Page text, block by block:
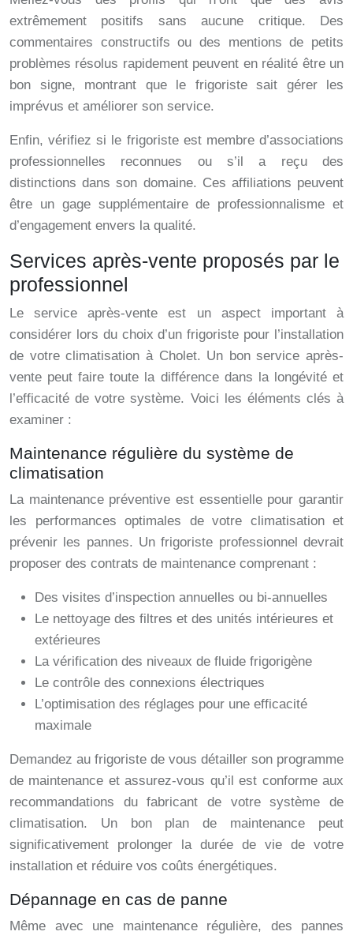
extrêmement positifs sans aucune critique. Des
commentaires constructifs ou des mentions de petits
problèmes résolus rapidement peuvent en réalité être un
bon signe, montrant que le frigoriste sait gérer les
imprévus et améliorer son service.
Enfin, vérifiez si le frigoriste est membre d’associations
professionnelles reconnues ou s’il a reçu des
distinctions dans son domaine. Ces affiliations peuvent
être un gage supplémentaire de professionnalisme et
d’engagement envers la qualité.
Services après-vente proposés par le
professionnel
Le service après-vente est un aspect important à
considérer lors du choix d’un frigoriste pour l’installation
de votre climatisation à Cholet. Un bon service après-
vente peut faire toute la différence dans la longévité et
l’efficacité de votre système. Voici les éléments clés à
examiner :
Maintenance régulière du système de
climatisation
La maintenance préventive est essentielle pour garantir
les performances optimales de votre climatisation et
prévenir les pannes. Un frigoriste professionnel devrait
proposer des contrats de maintenance comprenant :
Des visites d’inspection annuelles ou bi-annuelles
Le nettoyage des filtres et des unités intérieures et
extérieures
La vérification des niveaux de fluide frigorigène
Le contrôle des connexions électriques
L’optimisation des réglages pour une efficacité
maximale
Demandez au frigoriste de vous détailler son programme
de maintenance et assurez-vous qu’il est conforme aux
recommandations du fabricant de votre système de
climatisation. Un bon plan de maintenance peut
significativement prolonger la durée de vie de votre
installation et réduire vos coûts énergétiques.
Dépannage en cas de panne
Même avec une maintenance régulière, des pannes